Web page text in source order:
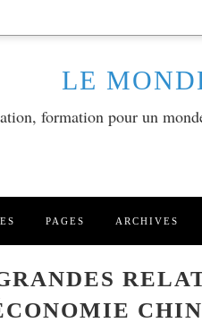
LE
formation pour un
PAGES ARCHIVES